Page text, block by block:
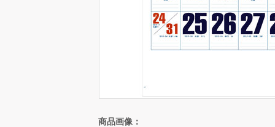
商品画像：